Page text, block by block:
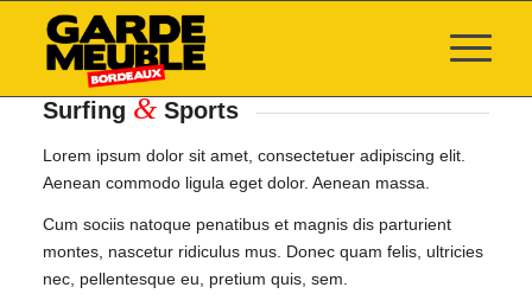
Surfing &Sports
Lorem ipsum dolor sit amet, consectetuer adipiscing elit.
Aenean commodo ligula eget dolor. Aenean massa.
Cum sociis natoque penatibus et magnis dis parturient
montes, nascetur ridiculus mus. Donec quam felis, ultricies
nec, pellentesque eu, pretium quis, sem.